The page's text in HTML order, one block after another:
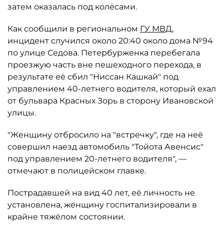
затем оказалась под колёсами.
Как сообщили в региональном ГУ МВД,
инцидент случился около 20:40 около дома №94
по улице Седова. Петербурженка перебегала
проезжую часть вне пешеходного перехода, в
результате её сбил "Ниссан Кашкай" под
управлением 40-летнего водителя, который ехал
от бульвара Красных Зорь в сторону Ивановской
улицы.
"Женщину отбросило на "встречку", где на неё
совершил наезд автомобиль "Тойота Авенсис"
под управлением 20-летнего водителя", —
отмечают в полицейском главке.
Пострадавшей на вид 40 лет, её личность не
установлена, женщину госпитализировали в
крайне тяжёлом состоянии.